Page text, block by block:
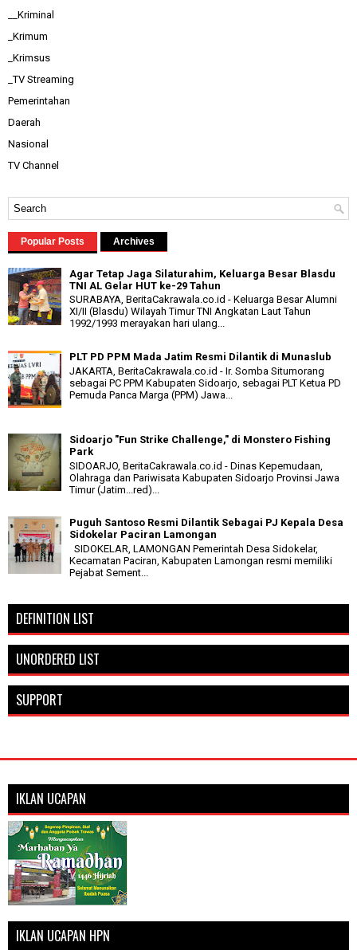
__Kriminal
_Krimum
_Krimsus
_TV Streaming
Pemerintahan
Daerah
Nasional
TV Channel
Popular Posts Archives
Agar Tetap Jaga Silaturahim, Keluarga Besar Blasdu
TNI AL Gelar HUT ke-29 Tahun
SURABAYA, BeritaCakrawala.co.id - Keluarga Besar Alumni
XI/II (Blasdu) Wilayah Timur TNI Angkatan Laut Tahun
1992/1993 merayakan hari ulang...
PLT PD PPM Mada Jatim Resmi Dilantik di Munaslub
JAKARTA, BeritaCakrawala.co.id - Ir. Somba Situmorang
sebagai PC PPM Kabupaten Sidoarjo, sebagai PLT Ketua PD
Pemuda Panca Marga (PPM) Jawa...
Sidoarjo "Fun Strike Challenge," di Monstero Fishing
Park
SIDOARJO, BeritaCakrawala.co.id - Dinas Kepemudaan,
Olahraga dan Pariwisata Kabupaten Sidoarjo Provinsi Jawa
Timur (Jatim...red)...
Puguh Santoso Resmi Dilantik Sebagai PJ Kepala Desa
Sidokelar Paciran Lamongan
SIDOKELAR, LAMONGAN Pemerintah Desa Sidokelar,
Kecamatan Paciran, Kabupaten Lamongan resmi memiliki
Pejabat Sement...
DEFINITION LIST
UNORDERED LIST
SUPPORT
IKLAN UCAPAN
IKLAN UCAPAN HPN